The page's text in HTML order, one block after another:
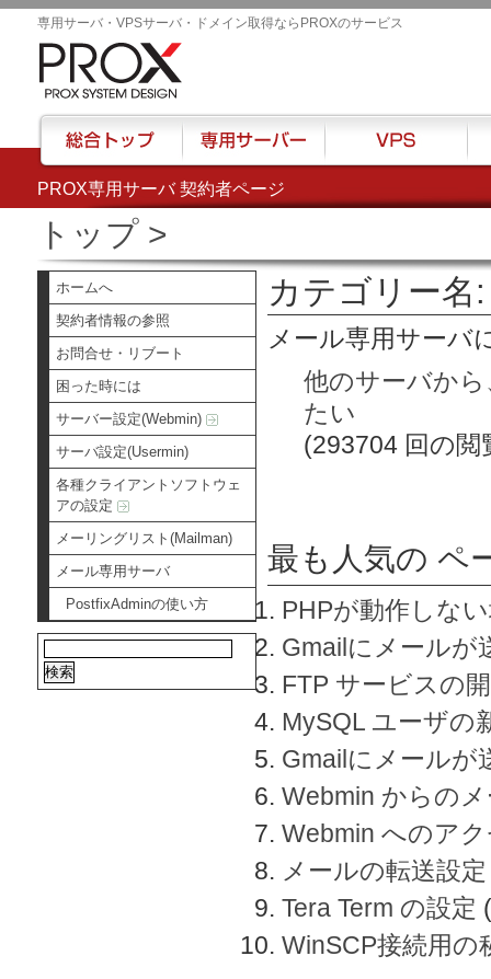
PROX専用サーバ 契約者ページ
専用サーバ・VPSサーバ・ドメイン取得ならPROXのサービス
トップ>
ホームへ
契約者情報の参照
お問合せ・リブート
困った時には
サーバー設定(Webmin)
サーバ設定(Usermin)
各種クライアントソフトウェ
アの設定
メーリングリスト(Mailman)
メール専用サーバ
PostfixAdminの使い方
カテゴリー名
メール専用サーバ
他のサーバか
たい
(293704 回の閲
最も人気の ペ
PHPが動作しな
Gmailにメールが
FTP サービスの
MySQL ユーザの
Gmailにメールが
Webmin からの
Webmin へのア
メールの転送設定
Tera Term の設定
WinSCP接続用の
総合トップ 専用サーバー VPS ハ